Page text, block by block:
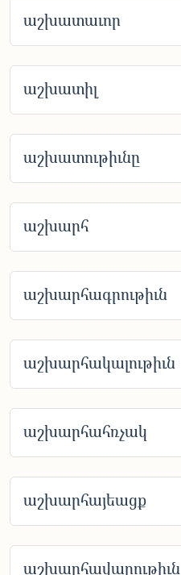
աշխատաւոր
աշխատիլ
աշխատութիւնը
աշխարհ
աշխարհագրութիւն
աշխարհակալութիւն
աշխարհահռչակ
աշխարհայեացք
աշխարհավարութիւն